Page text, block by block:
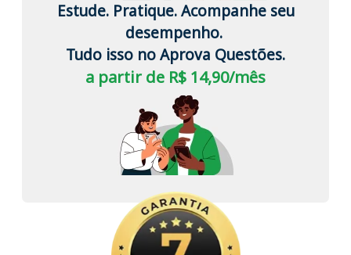
Estude. Pratique. Acompanhe seu
desempenho.
Tudo isso no Aprova Questões.
a partir de R$ 14,90/mês